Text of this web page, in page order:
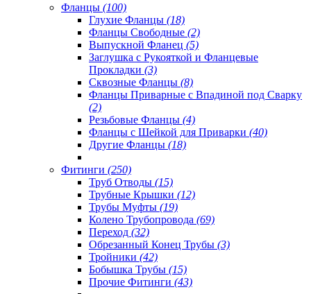
Фланцы (100)
Глухие Фланцы (18)
Фланцы Свободные (2)
Выпускной Фланец (5)
Заглушка с Рукояткой и Фланцевые
Прокладки (3)
Сквозные Фланцы (8)
Фланцы Приварные с Впадиной под Сварку
(2)
Резьбовые Фланцы (4)
Фланцы с Шейкой для Приварки (40)
Другие Фланцы (18)
Фитинги (250)
Труб Отводы (15)
Трубные Крышки (12)
Трубы Муфты (19)
Колено Трубопровода (69)
Переход (32)
Обрезанный Конец Трубы (3)
Тройники (42)
Бобышка Трубы (15)
Прочие Фитинги (43)